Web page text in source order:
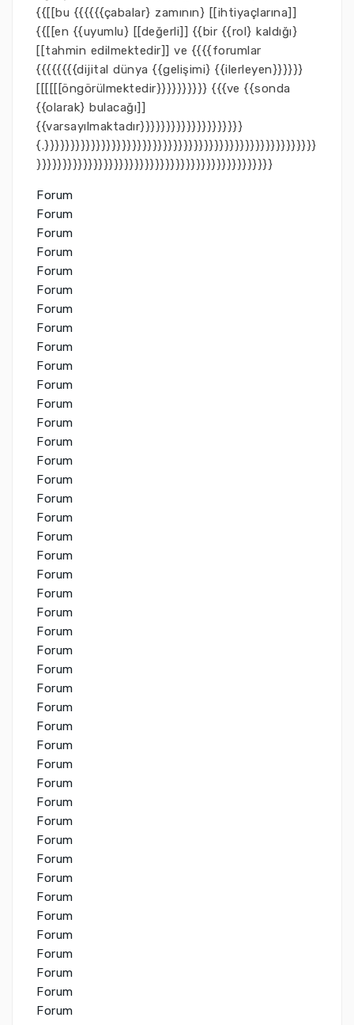
{{[[bu {{{{{{çabalar} zamının} [[ihtiyaçlarına]]
{{[[en {{uyumlu} [[değerli]] {{bir {{rol} kaldığı}
[[tahmin edilmektedir]] ve {{{{forumlar
{{{{{{{{dijital dünya {{gelişimi} {{ilerleyen}}}}}}
[[[[[[öngörülmektedir}}}}}}}}}} {{{ve {{sonda
{{olarak} bulacağı]]
{{varsayılmaktadır}}}}}}}}}}}}}}}}}}}}
{.}}}}}}}}}}}}}}}}}}}}}}}}}}}}}}}}}}}}}}}}}}}}}}}}}}}}}
}}}}}}}}}}}}}}}}}}}}}}}}}}}}}}}}}}}}}}}}}}}}}}
Forum
Forum
Forum
Forum
Forum
Forum
Forum
Forum
Forum
Forum
Forum
Forum
Forum
Forum
Forum
Forum
Forum
Forum
Forum
Forum
Forum
Forum
Forum
Forum
Forum
Forum
Forum
Forum
Forum
Forum
Forum
Forum
Forum
Forum
Forum
Forum
Forum
Forum
Forum
Forum
Forum
Forum
Forum
Forum